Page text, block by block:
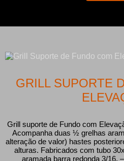
GRILL SUPORTE
Grill suporte de Fundo com
Acompanha duas ½ grelhas
alteração de valor) hastes
alturas. Fabricados com tubo
aramada barra redonda 3/16.